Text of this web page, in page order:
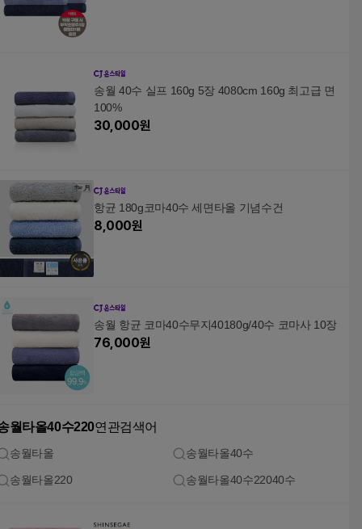
송월 40수 실프 160g 5장 4080cm 160g 최고급 면
100%
30,000원
항균 180g코마40수 세면타올 기념수건
8,000원
송월 항균 코마40수무지40180g/40수 코마사 10장
76,000원
월타올40수220연관검색어
송월타올 송월타올40수
송월타올220 송월타올40수22040수